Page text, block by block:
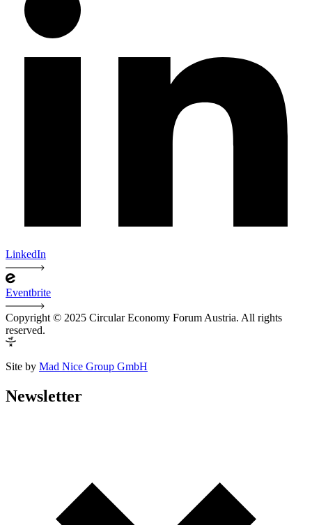
LinkedIn
Eventbrite
Copyright © 2025 Circular Economy Forum Austria. All rights
reserved.
Site by Mad Nice Group GmbH
Newsletter